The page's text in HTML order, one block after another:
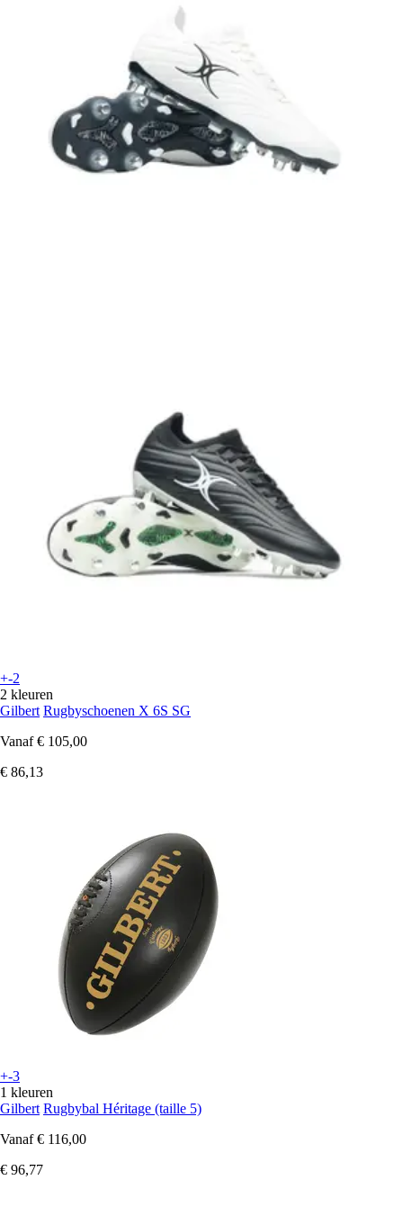
+-2
2 kleuren
Gilbert Rugbyschoenen X 6S SG
Vanaf € 105,00
€ 86,13
+-3
1 kleuren
Gilbert Rugbybal Héritage (taille 5)
Vanaf € 116,00
€ 96,77